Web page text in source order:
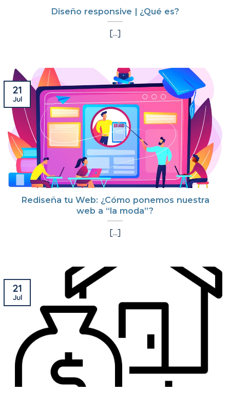
Diseño responsive | ¿Qué es?
[...]
Rediseña tu Web: ¿Cómo ponemos nuestra
web a “la moda”?
[...]
21
Jul
21
Jul